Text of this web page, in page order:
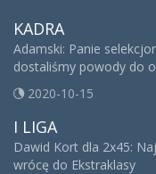
KADRA
Adamski: Panie
dostaliśmy powody do
2020-10-15
I LIGA
Dawid Kort dla 2x45:
wrócę do Ekstraklasy